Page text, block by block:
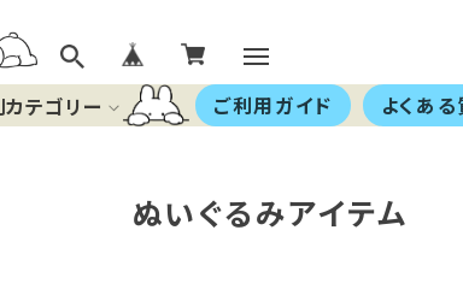
テゴリー ご利用ガイド よくあ
ぬいぐるみアイテム